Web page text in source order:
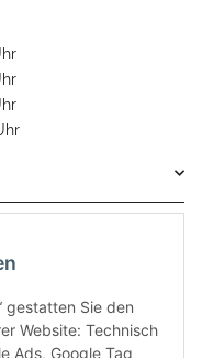
gestatten Sie den
Website: Technisch
Ads, Google Tag